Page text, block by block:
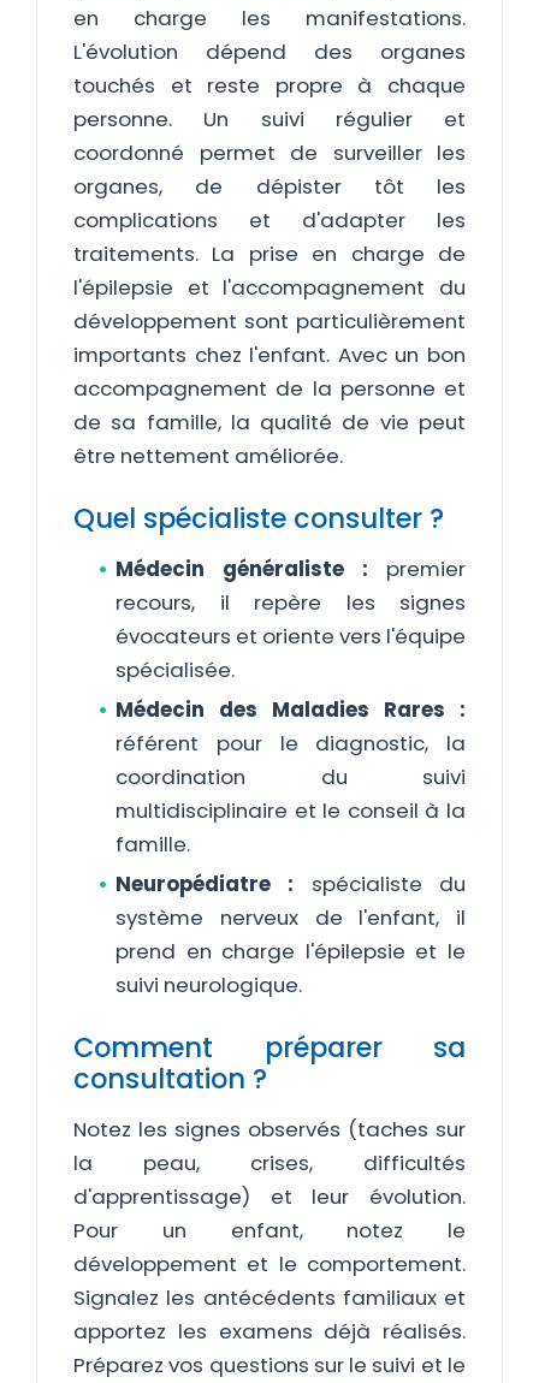
en charge les manifestations.
L'évolution dépend des organes
touchés et reste propre à chaque
personne. Un suivi régulier et
coordonné permet de surveiller les
organes, de dépister tôt les
complications et d'adapter les
traitements. La prise en charge de
l'épilepsie et l'accompagnement du
développement sont particulièrement
importants chez l'enfant. Avec un bon
accompagnement de la personne et
de sa famille, la qualité de vie peut
être nettement améliorée.
Quel spécialiste consulter ?
Médecin généraliste : premier
recours, il repère les signes
évocateurs et oriente vers l'équipe
spécialisée.
Médecin des Maladies Rares :
référent pour le diagnostic, la
coordination du suivi
multidisciplinaire et le conseil à la
famille.
Neuropédiatre : spécialiste du
système nerveux de l'enfant, il
prend en charge l'épilepsie et le
suivi neurologique.
Comment préparer sa
consultation ?
Notez les signes observés (taches sur
la peau, crises, difficultés
d'apprentissage) et leur évolution.
Pour un enfant, notez le
développement et le comportement.
Signalez les antécédents familiaux et
apportez les examens déjà réalisés.
Préparez vos questions sur le suivi et le